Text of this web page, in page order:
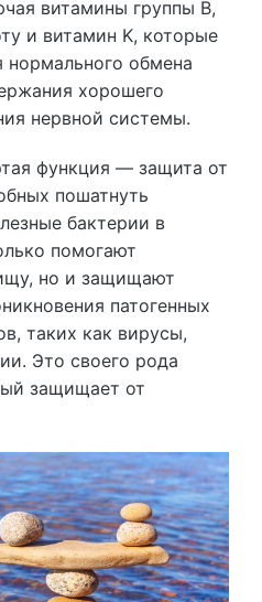
витамины группы B,
и витамин K, которые
обмена
хорошего
нервной системы.
функция — защита от
пошатнуть
бактерии в
помогают
но и защищают
патогенных
таких как вирусы,
Это своего рода
защищает от